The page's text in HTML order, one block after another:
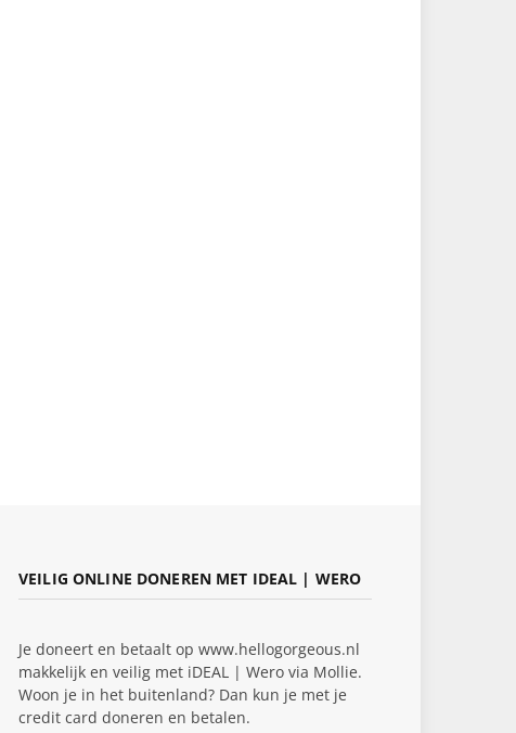
VEILIG ONLINE DONEREN MET IDEAL | WERO
Je doneert en betaalt op www.hellogorgeous.nl
makkelijk en veilig met iDEAL | Wero via Mollie.
Woon je in het buitenland? Dan kun je met je
credit card doneren en betalen.